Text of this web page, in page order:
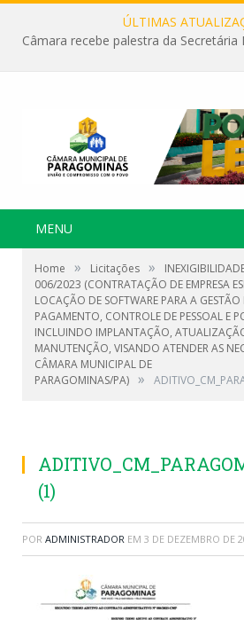
ÚLTIMAS
MENU
Home » Licitações »
006/2023 (CONTRATAÇÃO DE EMPRESA
LOCAÇÃO DE SOFTWARE PARA A
PAGAMENTO, CONTROLE DE PESSOAL E
INCLUINDO IMPLANTAÇÃO,
MANUTENÇÃO, VISANDO ATENDER AS
CÂMARA MUNICIPAL DE
PARAGOMINAS/PA) »
(1)
POR ADMINISTRADOR EM 3 DE DEZEMBRO DE